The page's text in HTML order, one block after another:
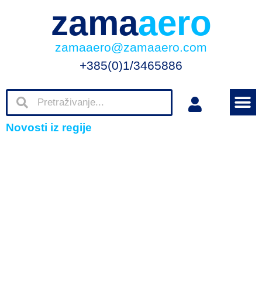
zamaaero
zamaaero@zamaaero.com
+385(0)1/3465886
Novosti iz regije